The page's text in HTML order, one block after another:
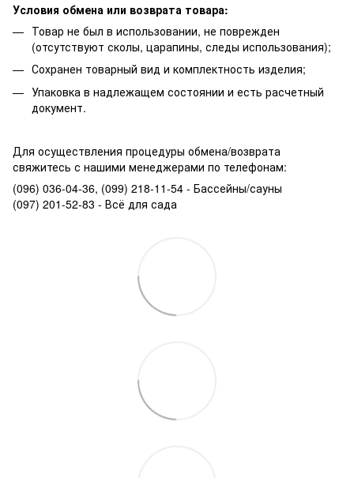
Условия обмена или возврата товара:
Товар не был в использовании, не поврежден
(отсутствуют сколы, царапины, следы использования);
Сохранен товарный вид и комплектность изделия;
Упаковка в надлежащем состоянии и есть расчетный
документ.
Для осуществления процедуры обмена/возврата
свяжитесь с нашими менеджерами по телефонам:
(096) 036-04-36, (099) 218-11-54 - Бассейны/сауны
(097) 201-52-83 - Всё для сада